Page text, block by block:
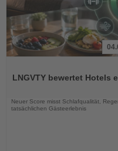
dieLNGVTY bewertet Hotels
Neuer Score misst Schlafqualität,
tatsächlichen Gästeerlebnis